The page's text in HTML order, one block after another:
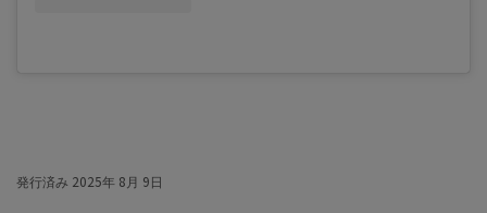
発行済み 2025年 8月 9日